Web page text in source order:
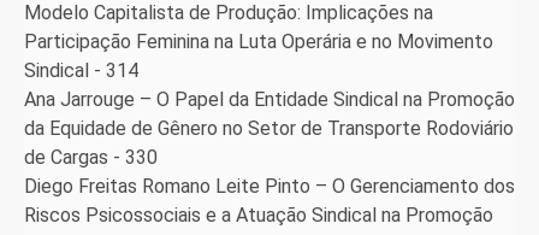
Modelo Capitalista de Produção: Implicações na
Participação Feminina na Luta Operária e no Movimento
Sindical - 314
Ana Jarrouge – O Papel da Entidade Sindical na Promoção
da Equidade de Gênero no Setor de Transporte Rodoviário
de Cargas - 330
Diego Freitas Romano Leite Pinto – O Gerenciamento dos
Riscos Psicossociais e a Atuação Sindical na Promoção